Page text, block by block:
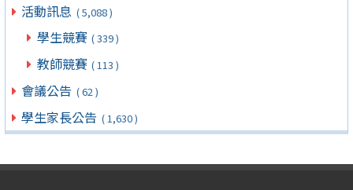
活動訊息 ( 5,088 )
學生競賽 ( 339 )
教師競賽 ( 113 )
會議公告 ( 62 )
學生家長公告 ( 1,630 )